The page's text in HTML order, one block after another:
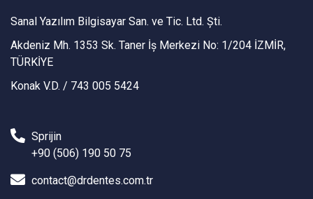
Sanal Yazılım Bilgisayar San. ve Tic. Ltd. Şti.
Akdeniz Mh. 1353 Sk. Taner İş Merkezi No: 1/204 İZMİR,
TÜRKİYE
Konak V.D. / 743 005 5424
Sprijin
+90 (506) 190 50 75
contact@drdentes.com.tr